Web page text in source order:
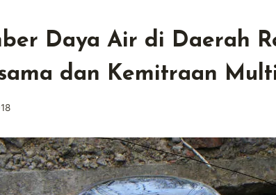
Daya Air di Daerah
dan Kemitraan